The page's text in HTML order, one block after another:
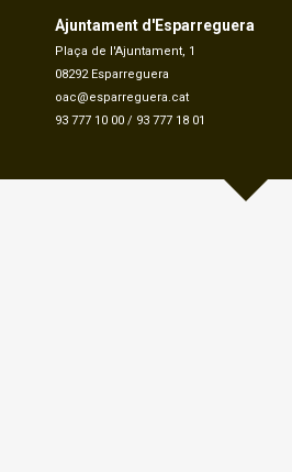
Ajuntament d'Esparreguera
Plaça de l'Ajuntament, 1
08292 Esparreguera
oac@esparreguera.cat
93 777 10 00 / 93 777 18 01